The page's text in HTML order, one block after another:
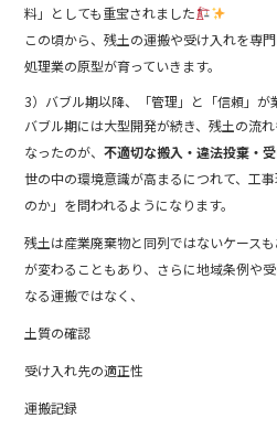
料」としても重宝されました
この頃から、残土の運搬や受け入れを専
処理業の原型が育っていきます。
3）バブル期以降、「管理」と「信頼」が
バブル期には大型開発が続き、残土の流
なったのが、不適切な搬入・違法投棄・
世の中の環境意識が高まるにつれて、工
のか」を問われるようになります。
残土は産業廃棄物と同列ではないケース
が変わることもあり、さらに地域条例や
なる運搬ではなく、
土質の確認
受け入れ先の適正性
運搬記録